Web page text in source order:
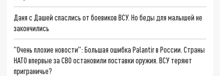
Даня с Дашей спаслись от боевиков ВСУ. Но беды для малышей не
закончились
"Очень плохие новости": Большая ошибка Palantir в России. Страны
НАТО впервые за СВО остановили поставки оружия. ВСУ теряют
приграничье?